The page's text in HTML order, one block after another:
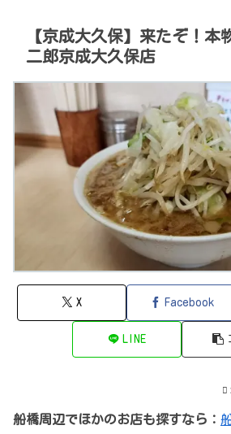
【京成大久保】来たぞ！本
二郎京成大久保店
X Facebook
LINE
船橋周辺でほかのお店も探すなら：